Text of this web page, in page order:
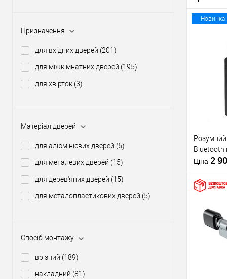
Призначення
для вхідних дверей (201)
для міжкімнатних дверей (195)
для хвірток (3)
Матеріал дверей
для алюмінієвих дверей (5)
для металевих дверей (15)
для дерев'яних дверей (15)
для металопластикових дверей (5)
Спосіб монтажу
врізний (189)
накладний (81)
Модель
розумного
Країна
стандарт
Модель
розумного
Новинка
Bluetooth
Ціна 2